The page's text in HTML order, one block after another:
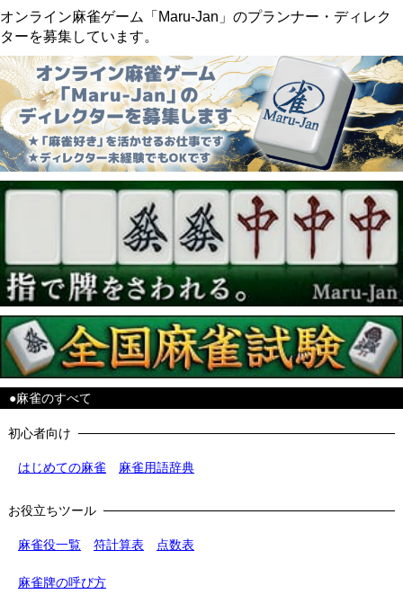
オンライン麻雀ゲーム「Maru-Jan」のプランナー・ディレク
ターを募集しています。
●麻雀のすべて
初心者向け
はじめての麻雀 麻雀用語辞典
お役立ちツール
麻雀役一覧 符計算表 点数表
麻雀牌の呼び方